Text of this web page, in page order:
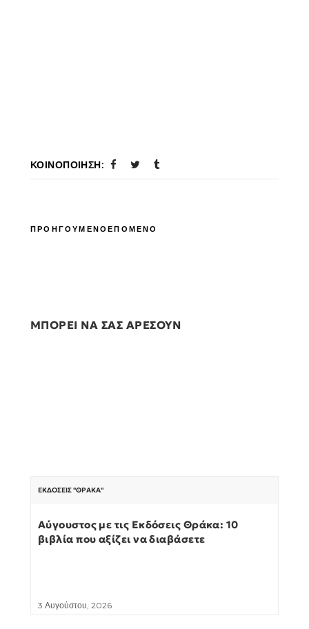
ΚΟΙΝΟΠΟΊΗΣΗ:
ΠΡΟΗΓΟΥΜΕΝΟΕΠΟΜΕΝΟ
ΜΠΟΡΕΙ ΝΑ ΣΑΣ ΑΡΕΣΟΥΝ
ΕΚΔΌΣΕΙΣ "ΘΡΆΚΑ"
Αύγουστος με τις Εκδόσεις Θράκα: 10
βιβλία που αξίζει να διαβάσετε
3 Αυγούστου, 2026